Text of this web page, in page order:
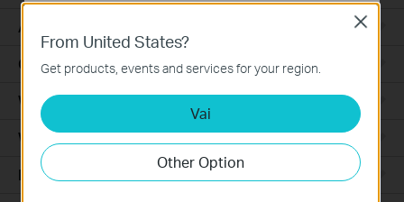
Accessori per Robot Aspirapolvere
Ceiling Mount
Wi-Fi
Wall Plate
Desktop
From United States?
Get products, events and services for your region.
Vai
Other Option
Close
Questi cookies sono necessari per il corretto
funzionamento del sito e non possono essere disattivati
nel tuo sistema.
Analytics e Marketing Cookies
I cookies analitici ci permettono di analizzare le tue
attività sul nostro sito allo scopo di migliorarne le
funzionalità.